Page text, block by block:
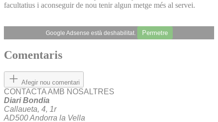
facultatius i aconseguir de nou tenir algun metge més al servei.
Google Adsense està deshabilitat. Permetre
Comentaris
Afegir nou comentari
CONTACTA AMB NOSALTRES
Diari Bondia
Callaueta, 4, 1r
AD500 Andorra la Vella